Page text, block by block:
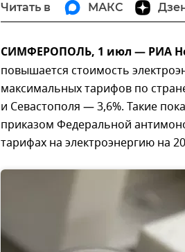
Читать в МАКС
СИМФЕРОПОЛЬ, 1 июл — РИА
повышается стоимость
максимальных тарифов по
и Севастополя — 3,6%. Такие
приказом Федеральной
тарифах на электроэнергию на